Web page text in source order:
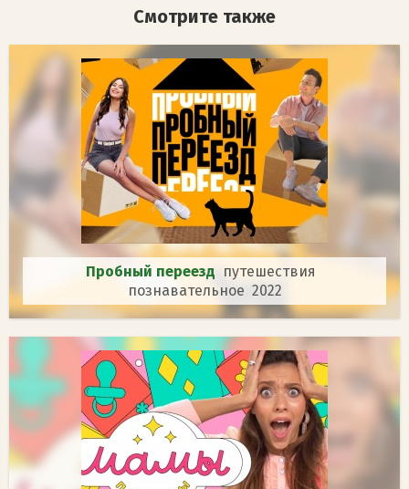
Смотрите также
Пробный переезд путешествия
познавательное 2022